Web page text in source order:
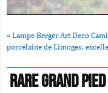
« Lampe Berger Art Deco
porcelaine de Limoges,
RARE GRAND